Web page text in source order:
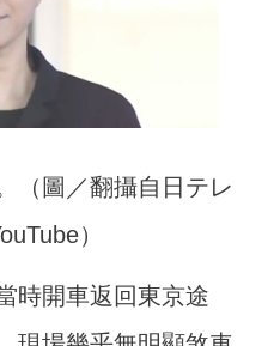
（圖／翻攝自日テレ
）
時開車返回東京途